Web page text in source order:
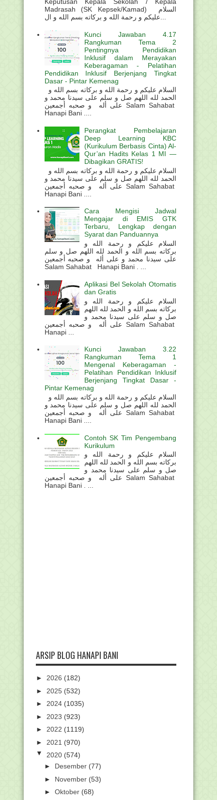
Madrasah (SK Kepsek/Kamad) السلام
Kunci Jawaban 4.17
Rangkuman Tema 2
Pentingnya Pendidikan
Inklusif dalam Merayakan
Keberagaman - Pelatihan
Pendidikan Inklusif Berjenjang Tingkat
Dasar - Pintar Kemenag
الحمد لله اللهم صل و سلم على سيدنا محمد و
على أله و صحبه أجمعين Salam Sahabat
Hanapi Bani ....
Perangkat Pembelajaran
Deep Learning KBC
(Kurikulum Berbasis Cinta) Al-
Qur’an Hadits Kelas 1 MI —
Dibagikan GRATIS!
الحمد لله اللهم صل و سلم على سيدنا محمد و
على أله و صحبه أجمعين Salam Sahabat
Hanapi Bani ....
Cara Mengisi Jadwal
Mengajar di EMIS GTK
Terbaru, Lengkap dengan
Syarat dan Panduannya
السلام عليكم و رحمة الله و
بركاته بسم الله و الحمد لله اللهم صل و سلم
على سيدنا محمد و على أله و صحبه أجمعين
Salam Sahabat Hanapi Bani . ...
Aplikasi Bel Sekolah Otomatis
dan Gratis
السلام عليكم و رحمة الله و
بركاته بسم الله و الحمد لله اللهم
صل و سلم على سيدنا محمد و
على أله و صحبه أجمعين Salam Sahabat
Hanapi ...
Kunci Jawaban 3.22
Rangkuman Tema 1
Mengenal Keberagaman -
Pelatihan Pendidikan Inklusif
Berjenjang Tingkat Dasar -
Pintar Kemenag
الحمد لله اللهم صل و سلم على سيدنا محمد و
على أله و صحبه أجمعين Salam Sahabat
Hanapi Bani ....
Contoh SK Tim Pengembang
Kurikulum
السلام عليكم و رحمة الله و
بركاته بسم الله و الحمد لله اللهم
صل و سلم على سيدنا محمد و
على أله و صحبه أجمعين Salam Sahabat
Hanapi Bani . ...
ARSIP BLOG HANAPI BANI
► 2026 (182)
► 2025 (532)
► 2024 (1035)
► 2023 (923)
► 2022 (1119)
► 2021 (970)
▼ 2020 (574)
► Desember (77)
► November (53)
► Oktober (68)